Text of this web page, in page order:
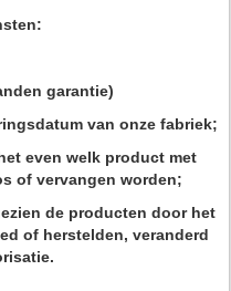
garantie)
van onze fabriek;
even welk product met
of vervangen worden;
de producten door het
of herstelden, veranderd